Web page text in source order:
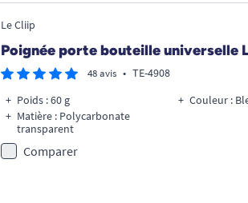
Le Cliip
Poignée porte bouteille universelle
48 avis • TE-4908
Poids : 60 g
Matière : Polycarbonate
transparent
Couleur :
Comparer